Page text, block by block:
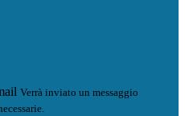
Verrà inviato un messaggio